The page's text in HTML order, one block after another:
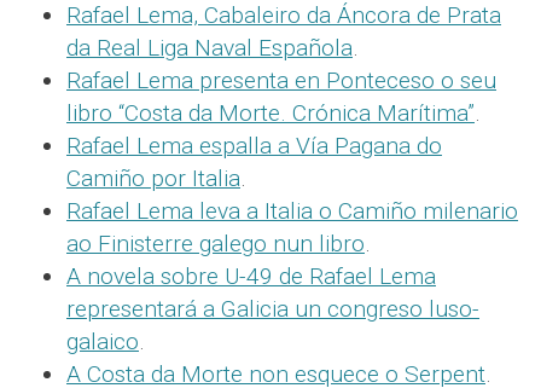
Rafael Lema, Cabaleiro da Áncora de Prata
da Real Liga Naval Española.
Rafael Lema presenta en Ponteceso o seu
libro “Costa da Morte. Crónica Marítima”.
Rafael Lema espalla a Vía Pagana do
Camiño por Italia.
Rafael Lema leva a Italia o Camiño milenario
ao Finisterre galego nun libro.
A novela sobre U-49 de Rafael Lema
representará a Galicia un congreso luso-
galaico.
A Costa da Morte non esquece o Serpent.